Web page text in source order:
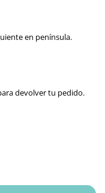
en península.
devolver tu pedido.